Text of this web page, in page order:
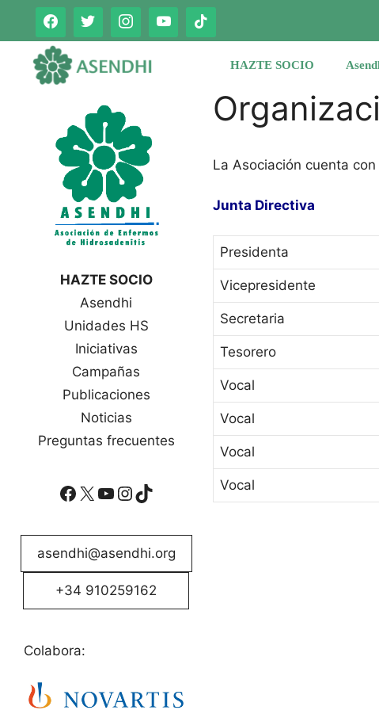
Saltar
contenido
HAZTE SOCIO
La Asociación cuenta
Junta Directiva
Presidenta
Vicepresidente
Secretaria
Tesorero
Vocal
Vocal
Vocal
Vocal
HAZTE SOCIO
Asendhi
Unidades HS
Iniciativas
Campañas
Publicaciones
Noticias
Preguntas frecuentes
Facebook
X YouTube
Instagram
TikTok
asendhi@asendhi.org
+34 910259162
Colabora: